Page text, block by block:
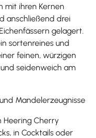
mit ihren Kernen
anschließend drei
gelagert.
sortenreines und
feinen, würzigen
seidenweich am
Mandelerzeugnisse
Heering Cherry
in Cocktails oder